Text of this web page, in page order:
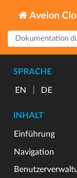
Avelon
SPRACHE
EN DE
INHALT
Einführung
Navigation